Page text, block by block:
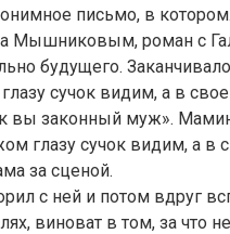
письмо, в
Мышниковым, роман с
будущего.
сучок видим, а в
вы законный муж».
глазу сучок видим, а в
за сценой.
с ней и потом вдруг
виноват в том, за что